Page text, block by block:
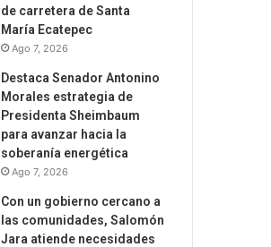
de carretera de Santa
María Ecatepec
Ago 7, 2026
Destaca Senador Antonino
Morales estrategia de
Presidenta Sheimbaum
para avanzar hacia la
soberanía energética
Ago 7, 2026
Con un gobierno cercano a
las comunidades, Salomón
Jara atiende necesidades